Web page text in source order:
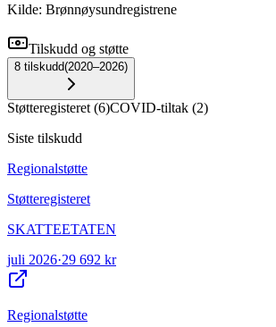
Kilde: Brønnøysundregistrene
Tilskudd og støtte
8 tilskudd(2020–2026)
Støtteregisteret (6)COVID-tiltak (2)
Siste tilskudd
Regionalstøtte
Støtteregisteret
SKATTEETATEN
juli 2026·29 692 kr
Regionalstøtte